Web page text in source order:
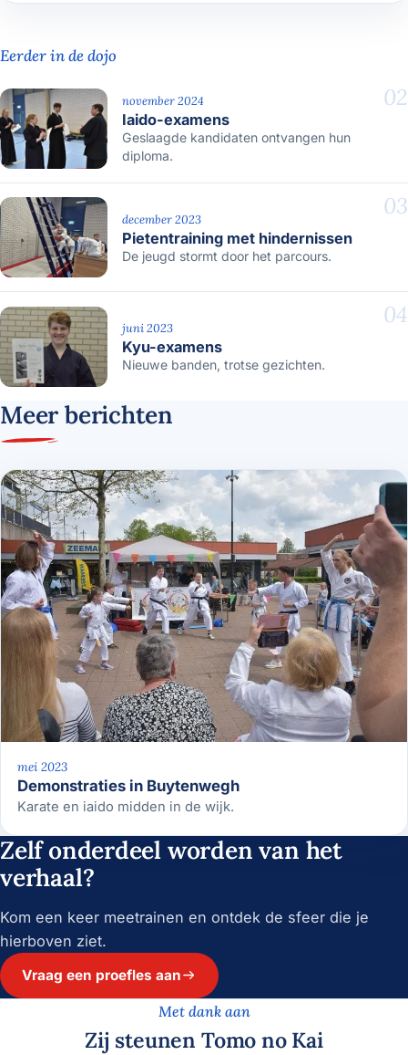
Eerder in de dojo
02
november 2024
Iaido-examens
Geslaagde kandidaten ontvangen hun
diploma.
03
december 2023
Pietentraining met hindernissen
De jeugd stormt door het parcours.
04
juni 2023
Kyu-examens
Nieuwe banden, trotse gezichten.
Meer berichten
mei 2023
Demonstraties in Buytenwegh
Karate en iaido midden in de wijk.
Zelf onderdeel worden van het
verhaal?
Kom een keer meetrainen en ontdek de sfeer die je
hierboven ziet.
Vraag een proefles aan
Met dank aan
Zij steunen Tomo no Kai